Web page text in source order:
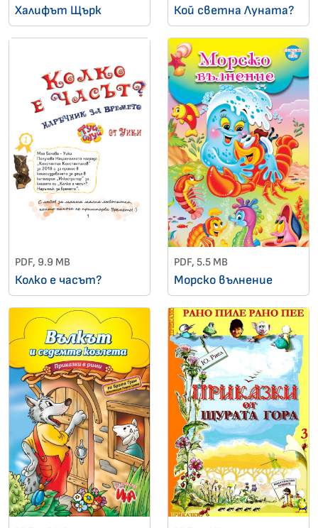
Халифът Щърк Кой светна Луната?
PDF, 9.9 MB
Колко е часът?
PDF, 5.5 MB
Морско вълнение